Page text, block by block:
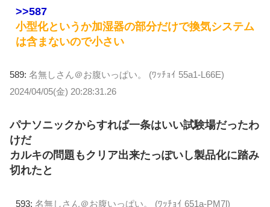
>>587
小型化というか加湿器の部分だけで換気システム
は含まないので小さい
589: 名無しさん＠お腹いっぱい。 (ﾜｯﾁｮｲ 55a1-L66E)
2024/04/05(金) 20:28:31.26
パナソニックからすれば一条はいい試験場だったわ
けだ
カルキの問題もクリア出来たっぽいし製品化に踏み
切れたと
593: 名無しさん＠お腹いっぱい。 (ﾜｯﾁｮｲ 651a-PM7l)